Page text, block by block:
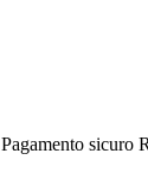
Pagamento sicuro